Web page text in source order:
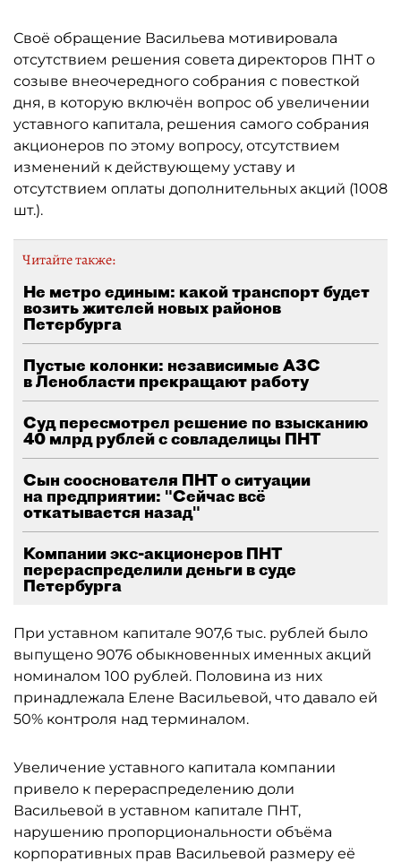
Своё обращение Васильева мотивировала
отсутствием решения совета директоров ПНТ о
созыве внеочередного собрания с повесткой
дня, в которую включён вопрос об увеличении
уставного капитала, решения самого собрания
акционеров по этому вопросу, отсутствием
изменений к действующему уставу и
отсутствием оплаты дополнительных акций (1008
шт.).
Читайте также:
Не метро единым: какой транспорт будет
возить жителей новых районов
Петербурга
Пустые колонки: независимые АЗС
в Ленобласти прекращают работу
Суд пересмотрел решение по взысканию
40 млрд рублей с совладелицы ПНТ
Сын сооснователя ПНТ о ситуации
на предприятии: "Сейчас всё
откатывается назад"
Компании экс-акционеров ПНТ
перераспределили деньги в суде
Петербурга
При уставном капитале 907,6 тыс. рублей было
выпущено 9076 обыкновенных именных акций
номиналом 100 рублей. Половина из них
принадлежала Елене Васильевой, что давало ей
50% контроля над терминалом.
Увеличение уставного капитала компании
привело к перераспределению доли
Васильевой в уставном капитале ПНТ,
нарушению пропорциональности объёма
корпоративных прав Васильевой размеру её